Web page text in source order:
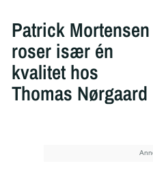
Patrick Mortensen
roser især én
kvalitet hos
Thomas Nørgaard